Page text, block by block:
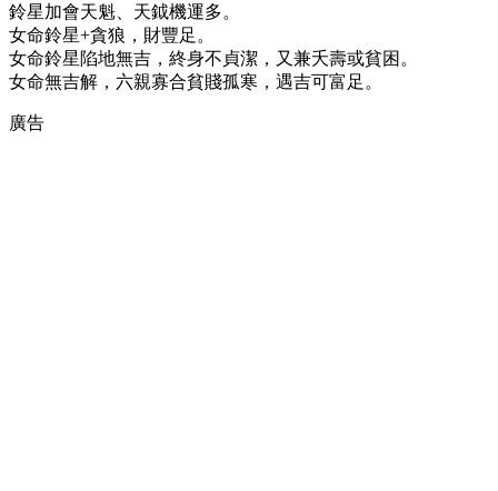
鈴星加會天魁、天鉞機運多。
女命鈴星+貪狼，財豐足。
女命鈴星陷地無吉，終身不貞潔，又兼夭壽或貧困。
女命無吉解，六親寡合貧賤孤寒，遇吉可富足。
廣告